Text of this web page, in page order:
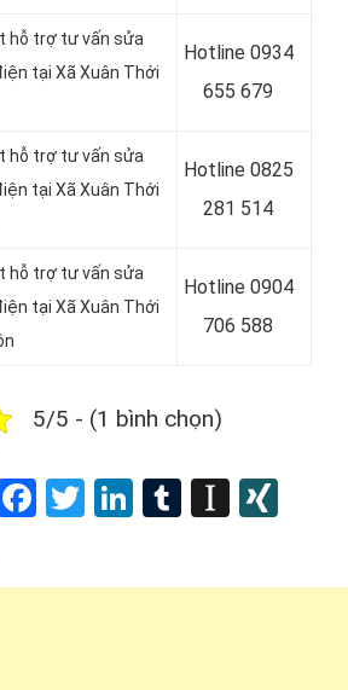
hỗ trợ tư vấn sửa
tại Xã Xuân Thới
Hotline 0934
655 679
hỗ trợ tư vấn sửa
tại Xã Xuân Thới
Hotline 0825
281 514
hỗ trợ tư vấn sửa
tại Xã Xuân Thới
Hotline 0904
706 588
5/5 - (1 bình chọn)
Facebook
TwitterLinkedIn
Tumblr